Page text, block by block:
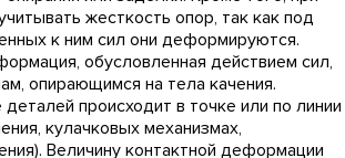
жесткость опор, так как под
к ним сил они деформируются.
обусловленная действием сил,
опирающимся на тела качения.
происходит в точке или по линии
кулачковых механизмах,
Величину контактной деформации